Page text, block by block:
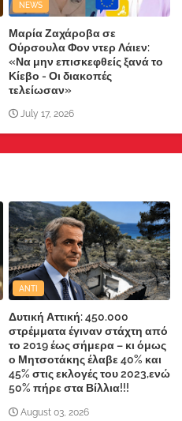
NEWS
Μαρία Ζαχάροβα σε
Ούρσουλα Φον ντερ Λάιεν:
«Να μην επισκεφθείς ξανά το
Κίεβο - Οι διακοπές
τελείωσαν»
July 17, 2026
ANTI
Δυτική Αττική: 450.000
στρέμματα έγιναν στάχτη από
το 2019 έως σήμερα – κι όμως
ο Μητσοτάκης έλαβε 40% και
45% στις εκλογές του 2023,ενώ
50% πήρε στα Βίλλια!!!
August 03, 2026